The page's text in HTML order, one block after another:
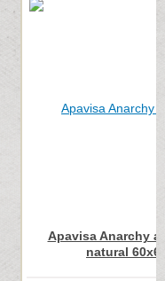
Apavisa Anarchy
natural